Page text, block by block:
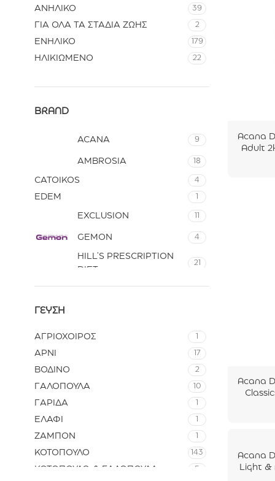
ΑΝΗΛΙΚΟ 39
ΓΙΑ ΟΛΑ ΤΑ ΣΤΑΔΙΑ ΖΩΗΣ 2
ΕΝΗΛΙΚΟ 179
ΗΛΙΚΙΩΜΕΝΟ 22
BRAND
ACANA 9
AMBROSIA 18
CATOIKOS 4
EDEM
EXCLUSION
GEMON 4
HILL'S PRESCRIPTION
DIET
21
HILL'S SCIENCE PLAN 20
4
10
OLYSAND 3
4
13
PHARMANIMAL 3
ΓΕΎΣΗ
ΑΓΡΙΟΧΟΙΡΟΣ
ΑΡΝΙ 17
ΒΟΔΙΝΟ 2
ΓΑΛΟΠΟΥΛΑ 10
ΓΑΡΙΔΑ
ΕΛΑΦΙ
ΖΑΜΠΟΝ
ΚΟΤΟΠΟΥΛΟ 143
ΚΟΤΟΠΟΥΛΟ & ΓΑΛΟΠΟΥΛΑ 5
Acana
Adult
Acana
Acana
Light &